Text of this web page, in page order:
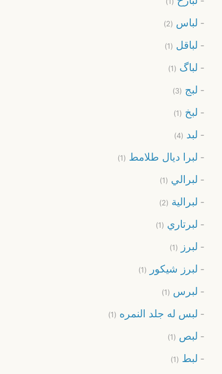
لباس (2)
لباقل (1)
لباگ (1)
لبج (3)
لبخ (1)
لبد (4)
لبرا ديال طلامط (1)
لبرالي (1)
لبرالية (2)
لبرتاري (1)
لبرز (1)
لبرز شيكور (1)
لبرس (1)
لبس له جلد النمره (1)
لبص (1)
لبط (1)